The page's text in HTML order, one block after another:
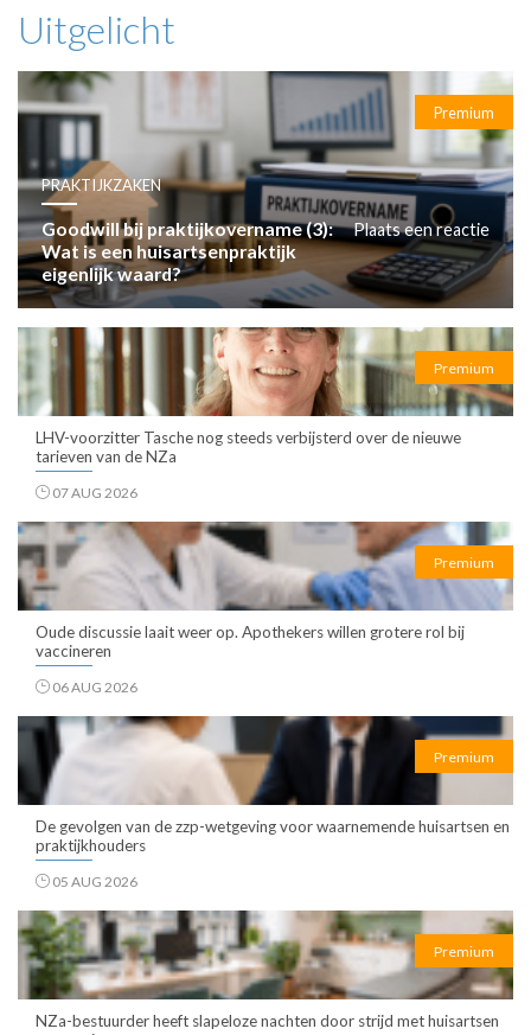
Uitgelicht
Premium
PRAKTIJKZAKEN
Goodwill bij praktijkovername (3):
Wat is een huisartsenpraktijk
eigenlijk waard?
Plaats een reactie
Premium
LHV-voorzitter Tasche nog steeds verbijsterd over de nieuwe
tarieven van de NZa
07 AUG 2026
Premium
Oude discussie laait weer op. Apothekers willen grotere rol bij
vaccineren
06 AUG 2026
Premium
De gevolgen van de zzp-wetgeving voor waarnemende huisartsen en
praktijkhouders
05 AUG 2026
Premium
NZa-bestuurder heeft slapeloze nachten door strijd met huisartsen